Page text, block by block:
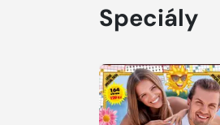
Speciály